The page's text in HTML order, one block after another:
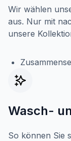
Wir wählen
aus. Nur mit
unsere
Wasch-
So können Sie